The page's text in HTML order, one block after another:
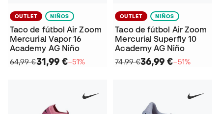
OUTLET NIÑOS
Taco de fútbol Air Zoom
Mercurial Vapor 16
Academy AG Niño
64,99 €31,99 €−51%
OUTLET NIÑOS
Taco de fútbol Air Zoom
Mercurial Superfly 10
Academy AG Niño
74,99 €36,99 €−51%